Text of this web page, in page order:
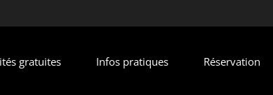
gratuites Infos pratiques Réservation